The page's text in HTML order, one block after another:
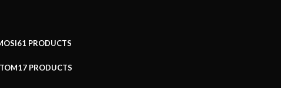
61 PRODUCTS
17 PRODUCTS